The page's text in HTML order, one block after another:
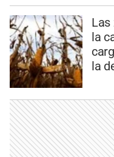
Las
la
la